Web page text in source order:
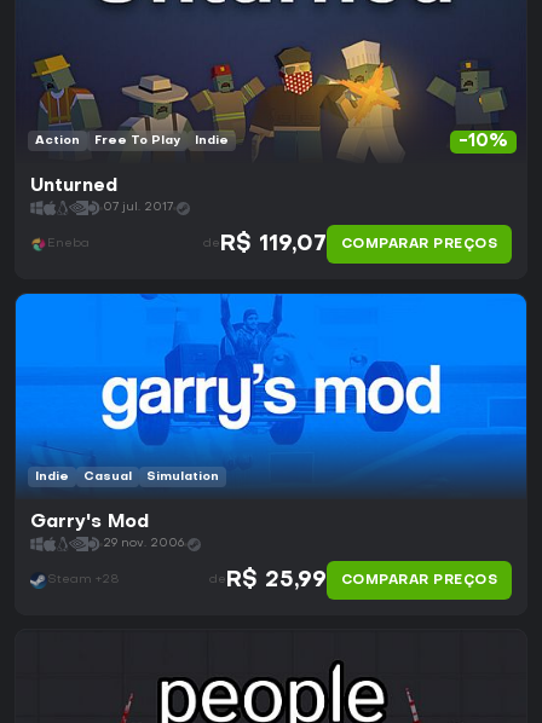
-10%
Action Free To Play Indie
Unturned
07 jul. 2017
Eneba de R$ 119,07 COMPARAR PREÇOS
Indie Casual Simulation
Garry's Mod
29 nov. 2006
Steam +28 de R$ 25,99 COMPARAR PREÇOS